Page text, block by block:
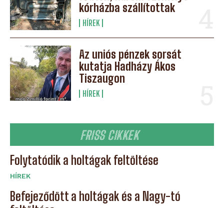
kórházba szállítottak
HÍREK
Az uniós pénzek sorsát
kutatja Hadházy Ákos
Tiszaugon
HÍREK
FRISS CIKKEK
Folytatódik a holtágak feltöltése
HÍREK
Befejeződött a holtágak és a Nagy-tó